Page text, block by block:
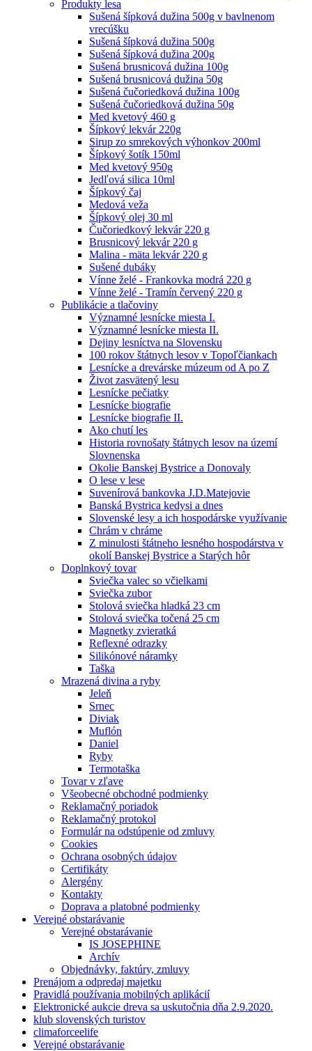
Produkty lesa
Sušená šípková dužina 500g v bavlnenom
vrecúšku
Sušená šípková dužina 500g
Sušená šípková dužina 200g
Sušená brusnicová dužina 100g
Sušená brusnicová dužina 50g
Sušená čučoriedková dužina 100g
Sušená čučoriedková dužina 50g
Med kvetový 460 g
Šípkový lekvár 220g
Sirup zo smrekových výhonkov 200ml
Šípkový šotík 150ml
Med kvetový 950g
Jedľová silica 10ml
Šípkový čaj
Medová veža
Šípkový olej 30 ml
Čučoriedkový lekvár 220 g
Brusnicový lekvár 220 g
Malina - mäta lekvár 220 g
Sušené dubáky
Vínne želé - Frankovka modrá 220 g
Vínne želé - Tramín červený 220 g
Publikácie a tlačoviny
Významné lesnícke miesta I.
Významné lesnícke miesta II.
Dejiny lesníctva na Slovensku
100 rokov štátnych lesov v Topoľčiankach
Lesnícke a drevárske múzeum od A po Z
Život zasvätený lesu
Lesnícke pečiatky
Lesnícke biografie
Lesnícke biografie II.
Ako chutí les
Historia rovnošaty štátnych lesov na území
Slovnenska
Okolie Banskej Bystrice a Donovaly
O lese v lese
Suvenírová bankovka J.D.Matejovie
Banská Bystrica kedysi a dnes
Slovenské lesy a ich hospodárske využívanie
Chrám v chráme
Z minulosti štátneho lesného hospodárstva v
okolí Banskej Bystrice a Starých hôr
Doplnkový tovar
Sviečka valec so včielkami
Sviečka zubor
Stolová sviečka hladká 23 cm
Stolová sviečka točená 25 cm
Magnetky zvieratká
Reflexné odrazky
Silikónové náramky
Taška
Mrazená divina a ryby
Jeleň
Srnec
Diviak
Muflón
Daniel
Ryby
Termotaška
Tovar v zľave
Všeobecné obchodné podmienky
Reklamačný poriadok
Reklamačný protokol
Formulár na odstúpenie od zmluvy
Cookies
Ochrana osobných údajov
Certifikáty
Alergény
Kontakty
Doprava a platobné podmienky
Verejné obstarávanie
Verejné obstarávanie
IS JOSEPHINE
Archív
Objednávky, faktúry, zmluvy
Prenájom a odpredaj majetku
Pravidlá používania mobilných aplikácií
Elektronické aukcie dreva sa uskutočnia dňa 2.9.2020.
klub slovenských turistov
climaforceelife
Verejné obstarávanie